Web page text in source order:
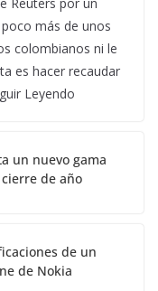
más de unos
colombianos ni le
es hacer recaudar
Leyendo
un nuevo gama
de año
de un
de Nokia